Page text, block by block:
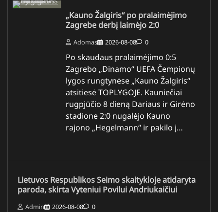
„Kauno Žalgiris“ po pralaimėjimo
Zagrebe derbį laimėjo 2:0
Adomas 2026-08-08 0
Po skaudaus pralaimėjimo 0:5
Zagrebo „Dinamo“ UEFA Čempionų
lygos rungtynėse „Kauno Žalgiris“
atsitiesė TOPLYGOJE. Kauniečiai
rugpjūčio 8 dieną Dariaus ir Girėno
stadione 2:0 nugalėjo Kauno
rajono „Hegelmann“ ir pakilo į…
Lietuvos Respublikos Seimo skaitykloje atidaryta
paroda, skirta Vyteniui Povilui Andriukaičiui
Admin 2026-08-08 0